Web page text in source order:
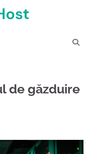
de găzduire